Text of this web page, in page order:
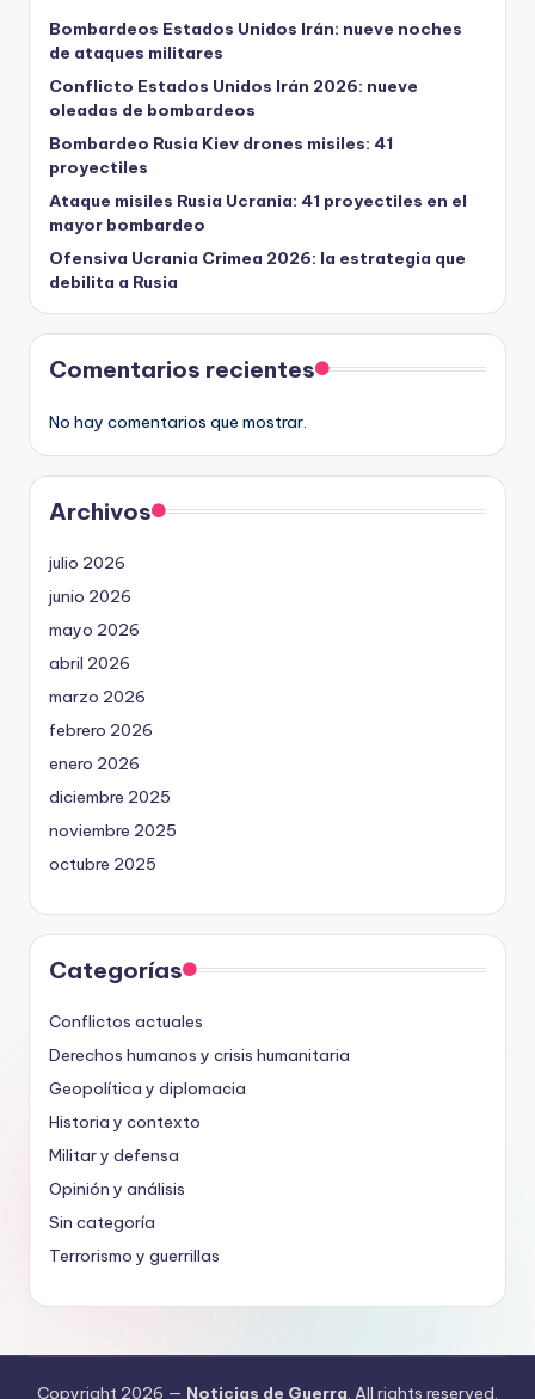
Bombardeos Estados Unidos Irán: nueve noches
de ataques militares
Conflicto Estados Unidos Irán 2026: nueve
oleadas de bombardeos
Bombardeo Rusia Kiev drones misiles: 41
proyectiles
Ataque misiles Rusia Ucrania: 41 proyectiles en el
mayor bombardeo
Ofensiva Ucrania Crimea 2026: la estrategia que
debilita a Rusia
Comentarios recientes
No hay comentarios que mostrar.
Archivos
julio 2026
junio 2026
mayo 2026
abril 2026
marzo 2026
febrero 2026
enero 2026
diciembre 2025
noviembre 2025
octubre 2025
Categorías
Conflictos actuales
Derechos humanos y crisis humanitaria
Geopolítica y diplomacia
Historia y contexto
Militar y defensa
Opinión y análisis
Sin categoría
Terrorismo y guerrillas
Copyright 2026 — Noticias de Guerra. All rights reserved.